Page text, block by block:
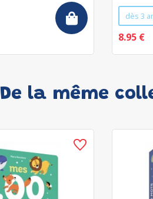
dès 3
8.95 €
De la même